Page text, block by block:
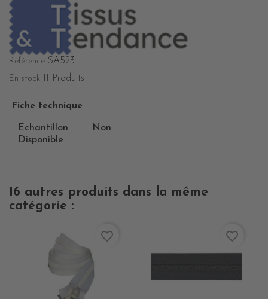
Référence SA523
En stock 11 Produits
Fiche technique
Echantillon
Disponible
Non
16 autres produits dans la même
catégorie :
favorite_border favorite_border